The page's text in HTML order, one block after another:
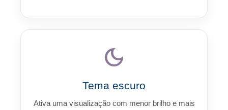
dark_mode
Tema escuro
Ativa uma visualização com menor brilho e mais